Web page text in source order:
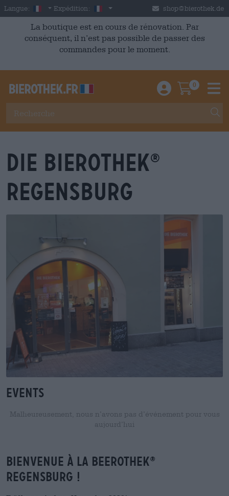
Skip to main content
Langue: French
Expédition: France shop@bierothek.de
La boutique est en cours de rénovation. Par
conséquent, il n’est pas possible de passer des
commandes pour le moment.
Einloggen /
0
DIE BIEROTHEK®
REGENSBURG
Events
Malheureusement, nous n’avons pas d’événement pour vous
aujourd’hui
BIENVENUE À LA BEEROTHEK®
REGENSBURG !